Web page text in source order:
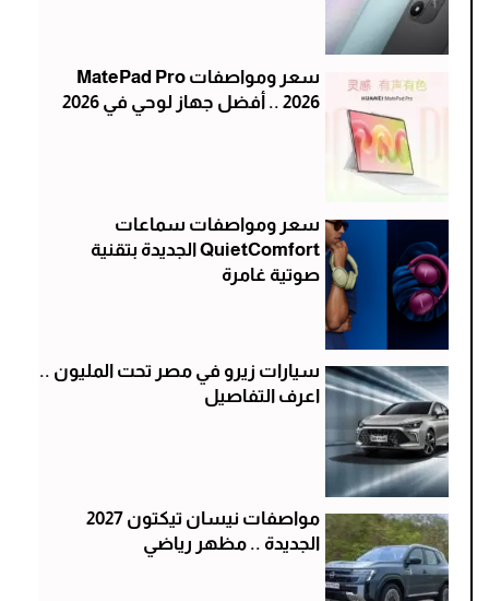
سعر ومواصفات MatePad Pro
2026 .. أفضل جهاز لوحي في 2026
سعر ومواصفات سماعات
QuietComfort الجديدة بتقنية
صوتية غامرة
سيارات زيرو في مصر تحت المليون ..
اعرف التفاصيل
مواصفات نيسان تيكتون 2027
الجديدة .. مظهر رياضي